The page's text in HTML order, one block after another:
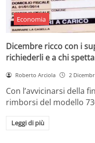
Economia
Dicembre ricco con i
richiederli e a chi
Roberto Arciola 2
Con l’avvicinarsi della
rimborsi del modello
Leggi di più